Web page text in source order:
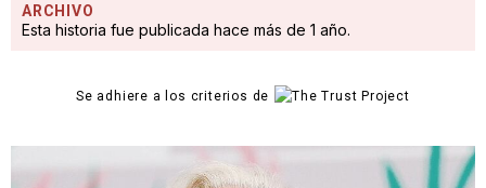
ARCHIVO
Esta historia fue publicada hace más de 1 año.
Se adhiere a los criterios de